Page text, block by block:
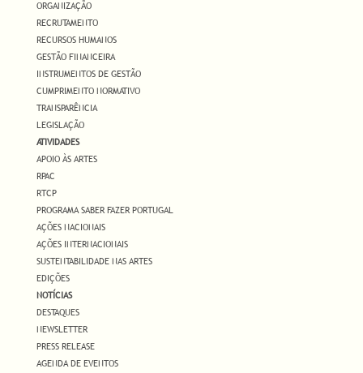
ORGANIZAÇÃO
RECRUTAMENTO
RECURSOS HUMANOS
GESTÃO FINANCEIRA
INSTRUMENTOS DE GESTÃO
CUMPRIMENTO NORMATIVO
TRANSPARÊNCIA
LEGISLAÇÃO
ATIVIDADES
APOIO ÀS ARTES
RPAC
RTCP
PROGRAMA SABER FAZER PORTUGAL
AÇÕES NACIONAIS
AÇÕES INTERNACIONAIS
SUSTENTABILIDADE NAS ARTES
EDIÇÕES
NOTÍCIAS
DESTAQUES
NEWSLETTER
PRESS RELEASE
AGENDA DE EVENTOS